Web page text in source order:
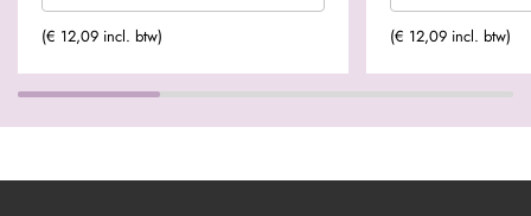
(€ 12,09 incl. btw) (€ 12,09 incl. btw)